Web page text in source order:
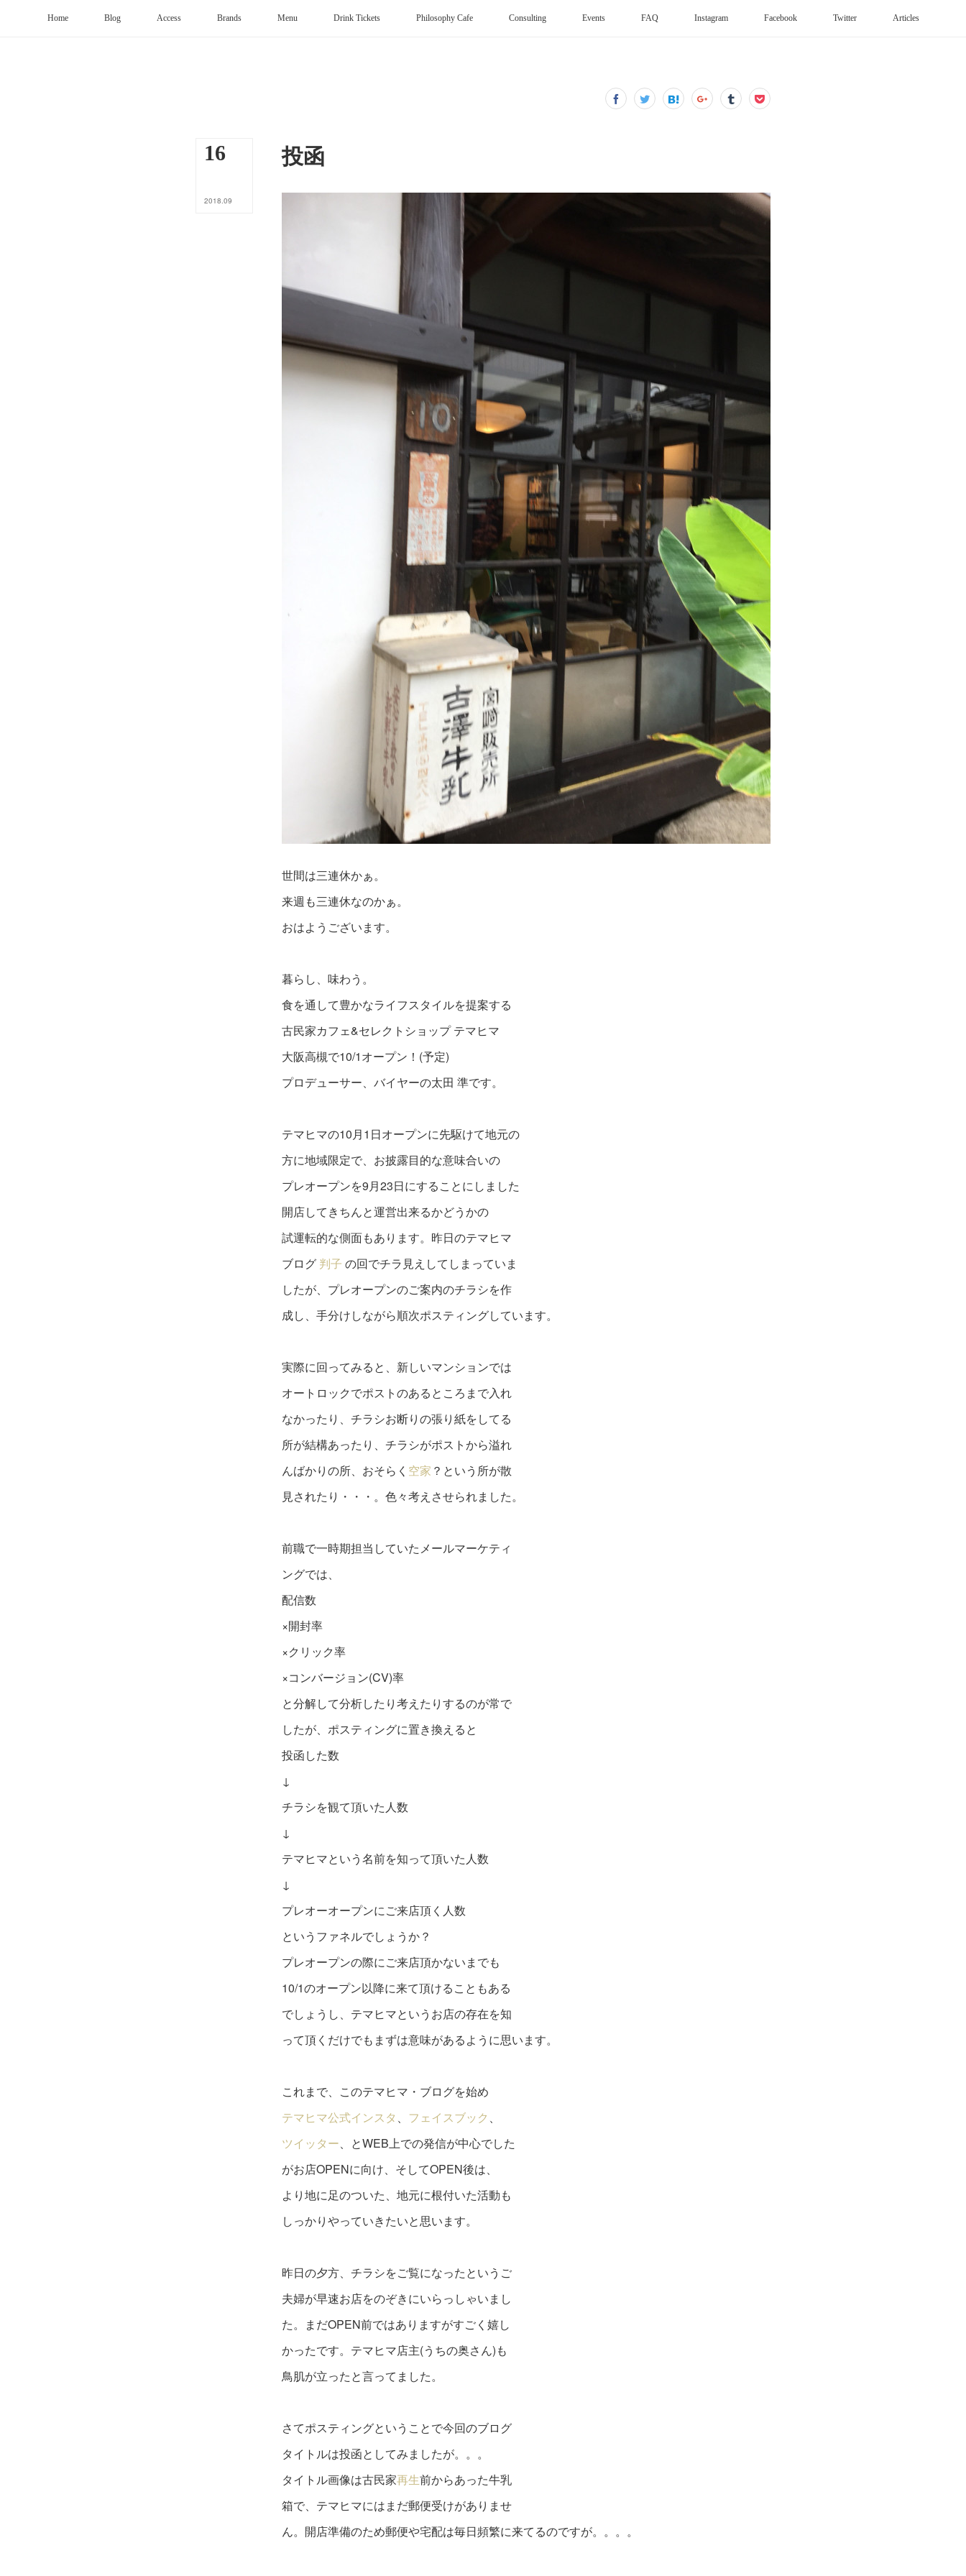
Home Blog Access Brands Menu Drink Tickets Philosophy Cafe Consulting Events FAQ Instagram Facebook Twitter Articles
16
2018.09
投函
世間は三連休かぁ。
来週も三連休なのかぁ。
おはようございます。
暮らし、味わう。
食を通して豊かなライフスタイルを提案する
古民家カフェ&セレクトショップ テマヒマ
大阪高槻で10/1オープン！(予定)
プロデューサー、バイヤーの太田 準です。
テマヒマの10月1日オープンに先駆けて地元の
方に地域限定で、お披露目的な意味合いの
プレオープンを9月23日にすることにしました
開店してきちんと運営出来るかどうかの
試運転的な側面もあります。昨日のテマヒマ
ブログ 判子 の回でチラ見えしてしまっていま
したが、プレオープンのご案内のチラシを作
成し、手分けしながら順次ポスティングしています。
実際に回ってみると、新しいマンションでは
オートロックでポストのあるところまで入れ
なかったり、チラシお断りの張り紙をしてる
所が結構あったり、チラシがポストから溢れ
んばかりの所、おそらく 空家 ？という所が散
見されたり・・・。色々考えさせられました。
前職で一時期担当していたメールマーケティ
ングでは、
配信数
×開封率
×クリック率
×コンバージョン(CV)率
と分解して分析したり考えたりするのが常で
したが、ポスティングに置き換えると
投函した数
↓
チラシを観て頂いた人数
↓
テマヒマという名前を知って頂いた人数
↓
プレオーオープンにご来店頂く人数
というファネルでしょうか？
プレオープンの際にご来店頂かないまでも
10/1のオープン以降に来て頂けることもある
でしょうし、テマヒマというお店の存在を知
って頂くだけでもまずは意味があるように思います。
これまで、このテマヒマ・ブログを始め
テマヒマ公式インスタ 、 フェイスブック 、
ツイッター、とWEB上での発信が中心でした
がお店OPENに向け、そしてOPEN後は、
より地に足のついた、地元に根付いた活動も
しっかりやっていきたいと思います。
昨日の夕方、チラシをご覧になったというご
夫婦が早速お店をのぞきにいらっしゃいまし
た。まだOPEN前ではありますがすごく嬉し
かったです。テマヒマ店主(うちの奥さん)も
鳥肌が立ったと言ってました。
さてポスティングということで今回のブログ
タイトルは投函としてみましたが。。。
タイトル画像は古民家再生前からあった牛乳
箱で、テマヒマにはまだ郵便受けがありませ
ん。開店準備のため郵便や宅配は毎日頻繁に来てるのですが。。。。